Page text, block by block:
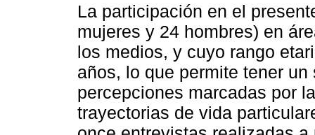
La participación en el
mujeres y 24 hombres) en
los medios, y cuyo rango
años, lo que permite tener
percepciones marcadas por
trayectorias de vida